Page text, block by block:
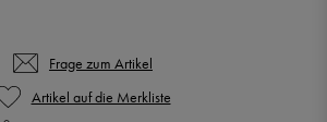
Frage zum Artikel